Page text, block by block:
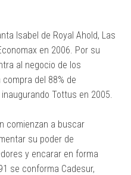
Isabel de Royal Ahold, Las
en 2006. Por su
al negocio de los
del 88% de
Tottus en 2005.
comienzan a buscar
su poder de
y encarar en forma
se conforma Cadesur,